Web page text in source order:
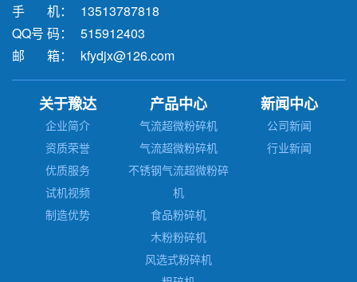
手 机：
13513787818
QQ号 码：
515912403
邮 箱：
kfydjx@126.com
关于豫达
企业简介
资质荣誉
优质服务
试机视频
制造优势
产品中心
气流超微粉碎机
气流超微粉碎机
不锈钢气流超微粉碎
机
食品粉碎机
木粉粉碎机
风选式粉碎机
新闻中心
公司新闻
行业新闻